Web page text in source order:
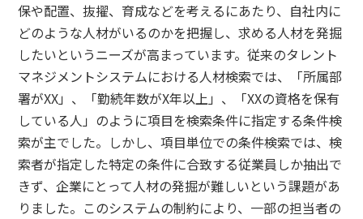
保や配置、抜擢、育成などを考えるにあたり、自社内に
どのような人材がいるのかを把握し、求める人材を発掘
したいというニーズが高まっています。従来のタレント
マネジメントシステムにおける人材検索では、「所属部
署がXX」、「勤続年数がX年以上」、「XXの資格を保有
している人」のように項目を検索条件に指定する条件検
索が主でした。しかし、項目単位での条件検索では、検
索者が指定した特定の条件に合致する従業員しか抽出で
きず、企業にとって人材の発掘が難しいという課題があ
りました。このシステムの制約により、一部の担当者の